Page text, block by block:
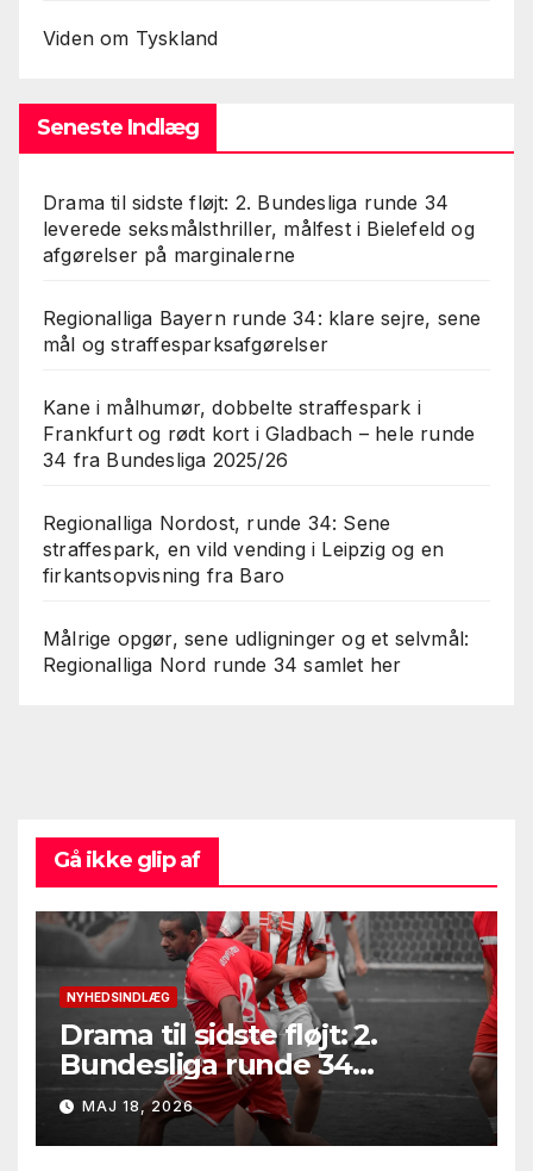
Viden om Tyskland
Seneste Indlæg
Drama til sidste fløjt: 2. Bundesliga runde 34
leverede seksmålsthriller, målfest i Bielefeld og
afgørelser på marginalerne
Regionalliga Bayern runde 34: klare sejre, sene
mål og straffesparksafgørelser
Kane i målhumør, dobbelte straffespark i
Frankfurt og rødt kort i Gladbach – hele runde
34 fra Bundesliga 2025/26
Regionalliga Nordost, runde 34: Sene
straffespark, en vild vending i Leipzig og en
firkantsopvisning fra Baro
Målrige opgør, sene udligninger og et selvmål:
Regionalliga Nord runde 34 samlet her
Gå ikke glip af
NYHEDSINDLÆG
Drama til sidste fløjt: 2.
Bundesliga runde 34
leverede seksmålsthriller,
målfest i Bielefeld og
afgørelser på marginalerne
MAJ 18, 2026